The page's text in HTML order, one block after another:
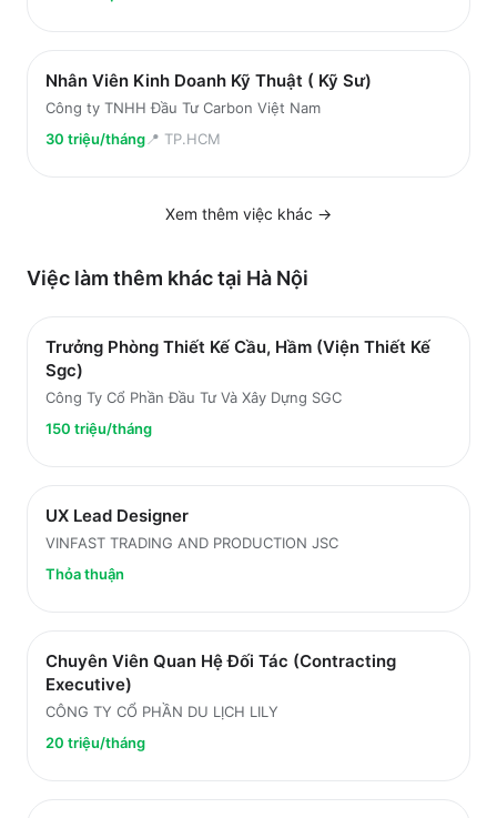
Nhân Viên Kinh Doanh Kỹ Thuật ( Kỹ Sư)
Công ty TNHH Đầu Tư Carbon Việt Nam
30 triệu/tháng📍 TP.HCM
Xem thêm việc khác →
Việc làm thêm khác tại Hà Nội
Trưởng Phòng Thiết Kế Cầu, Hầm (Viện Thiết Kế
Sgc)
Công Ty Cổ Phần Đầu Tư Và Xây Dựng SGC
150 triệu/tháng
UX Lead Designer
VINFAST TRADING AND PRODUCTION JSC
Thỏa thuận
Chuyên Viên Quan Hệ Đối Tác (Contracting
Executive)
CÔNG TY CỔ PHẦN DU LỊCH LILY
20 triệu/tháng